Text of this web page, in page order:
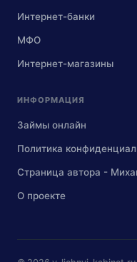
Интернет-банки
МФО
Интернет-магазины
ИНФОРМАЦИЯ
Займы онлайн
Политика
Страница автора -
О проекте